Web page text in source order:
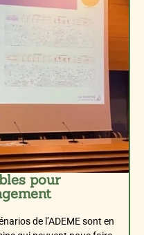
pour
de l’ADEME sont en